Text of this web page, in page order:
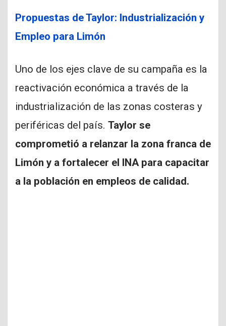
Propuestas de Taylor: Industrialización y
Empleo para Limón
Uno de los ejes clave de su campaña es la
reactivación económica a través de la
industrialización de las zonas costeras y
periféricas del país. Taylor se
comprometió a relanzar la zona franca de
Limón y a fortalecer el INA para capacitar
a la población en empleos de calidad.